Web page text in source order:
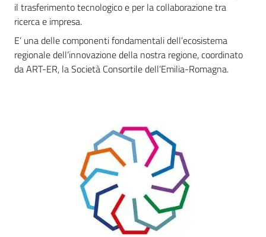
&
Big
Data
il trasferimento tecnologico e per la collaborazione tra
ricerca e impresa.
E’ una delle componenti fondamentali dell’ecosistema
regionale dell’innovazione della nostra regione, coordinato
da ART-ER, la Società Consortile dell’Emilia-Romagna.